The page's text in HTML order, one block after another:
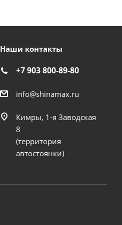
Наши контакты
+7 903 800-89-80
info@shinamax.ru
Кимры, 1-я Заводская
8
(территория
автостоянки)